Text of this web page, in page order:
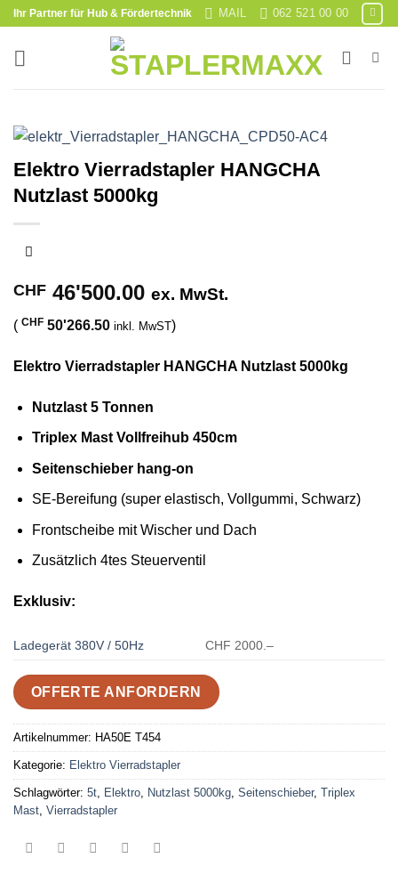
Skip
content
Ihr Partner für Hub & Fördertechnik MAIL 062 521 00 00
Elektro Vierradstapler HANGCHA
Nutzlast 5000kg
CHF 46'500.00 ex. MwSt.
( CHF 50'266.50 inkl. MwST)
Elektro Vierradstapler HANGCHA Nutzlast 5000kg
Nutzlast 5 Tonnen
Triplex Mast Vollfreihub 450cm
Seitenschieber hang-on
SE-Bereifung (super elastisch, Vollgummi, Schwarz)
Frontscheibe mit Wischer und Dach
Zusätzlich 4tes Steuerventil
Exklusiv:
Ladegerät 380V / 50Hz CHF 2000.–
OFFERTE ANFORDERN
Artikelnummer: HA50E T454
Kategorie: Elektro Vierradstapler
Schlagwörter: 5t Elektro Nutzlast 5000kg Seitenschieber, Triplex
Mast Vierradstapler